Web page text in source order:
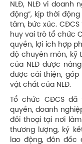
NLĐ, NLĐ vì doanh
động”, kịp thời
tâm, bức xúc.
huy vai trò tổ chức
quyền, lợi ích hợp
độ chuyên môn, kỹ
của NLĐ được
được cải thiện, góp
vật chất của NLĐ.
Tổ chức CĐCS
quyền, doanh
đối thoại tại nơi
thương lượng, ký
lao động, đôn đốc